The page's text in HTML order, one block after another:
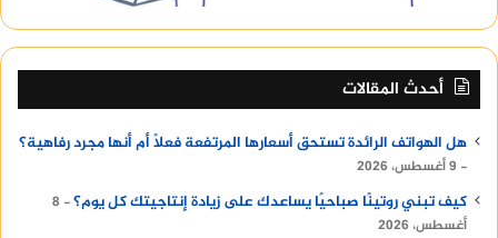
أحدث المقالات
هل الهواتف الرائدة تستحق أسعارها المرتفعة فعلًا أم أنها مجرد رفاهية؟
9 أغسطس، 2026
كيف تبني روتينًا صباحيًا يساعدك على زيادة إنتاجيتك كل يوم؟
8
أغسطس، 2026